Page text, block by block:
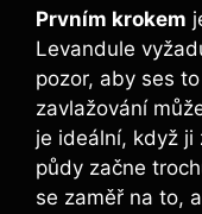
Prvním krokem
Levandule
pozor, aby ses
zavlažování
je ideální, když ji
půdy začne
se zaměř na to,